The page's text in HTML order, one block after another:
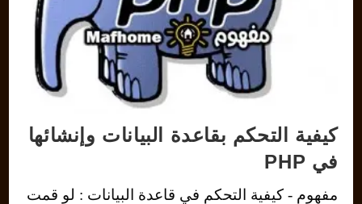
كيفية التحكم بقاعدة البيانات وإنشائها
في PHP
مفهوم - كيفية التحكم في قاعدة البيانات : لو قمت